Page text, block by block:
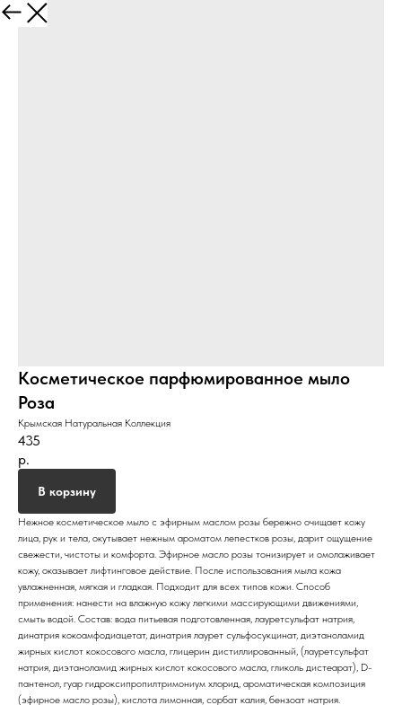
Косметическое парфюмированное мыло
Роза
Крымская Натуральная Коллекция
435
р.
В корзину
Нежное косметическое мыло с эфирным маслом розы бережно очищает кожу
лица, рук и тела, окутывает нежным ароматом лепестков розы, дарит ощущение
свежести, чистоты и комфорта. Эфирное масло розы тонизирует и омолаживает
кожу, оказывает лифтинговое действие. После использования мыла кожа
увлажненная, мягкая и гладкая. Подходит для всех типов кожи. Способ
применения: нанести на влажную кожу легкими массирующими движениями,
смыть водой. Состав: вода питьевая подготовленная, лауретсульфат натрия,
динатрия кокоамфодиацетат, динатрия лаурет сульфосукцинат, диэтаноламид
жирных кислот кокосового масла, глицерин дистиллированный, (лауретсульфат
натрия, диэтаноламид жирных кислот кокосового масла, гликоль дистеарат), D-
пантенол, гуар гидроксипропилтримониум хлорид, ароматическая композиция
(эфирное масло розы), кислота лимонная, сорбат калия, бензоат натрия.